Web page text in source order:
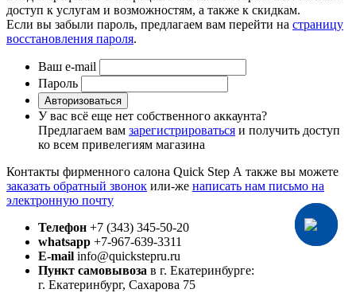
доступ к услугам и возможностям, а также к скидкам.
Если вы забыли пароль, предлагаем вам перейти на страницу
восстановления пароля.
Ваш e-mail
Пароль
Авторизоваться
У вас всё еще нет собственного аккаунта?
Предлагаем вам зарегистрироваться и получить доступ
ко всем привелегиям магазина
Контакты фирменного салона Quick Step А также вы можете
заказать обратный звонок или-же написать нам письмо на
электронную почту
Телефон +7 (343) 345-50-20
whatsapp +7-967-639-3311
E-mail info@quickstepru.ru
Пункт самовывоза в г. Екатеринбурге:
г. Екатеринбург, Сахарова 75